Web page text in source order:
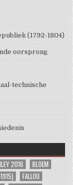
(1792-1804)
oorsprong
technische
2016
BLOEM
FALLOU